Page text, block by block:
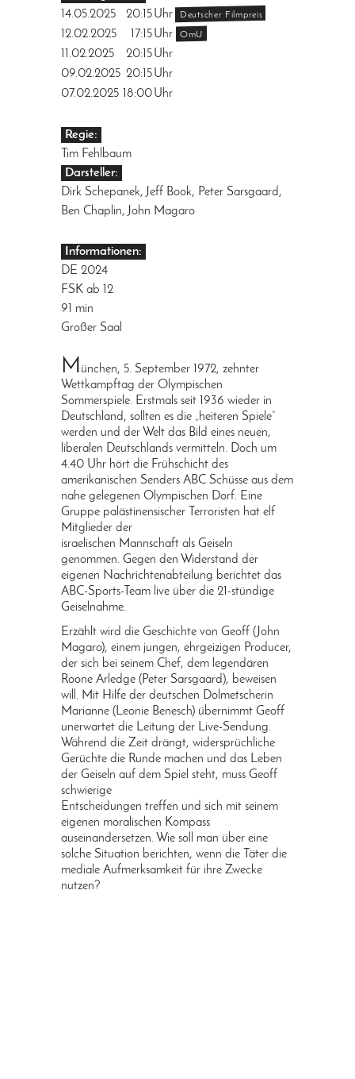
14.05.2025
20:15Uhr Deutscher Filmpreis
12.02.2025 17:15Uhr OmU
11.02.2025 20:15Uhr
09.02.2025 20:15Uhr
07.02.2025
18:00Uhr
Regie:
Tim Fehlbaum
Darsteller:
Dirk Schepanek, Jeff Book, Peter Sarsgaard,
Ben Chaplin, John Magaro
Informationen:
DE 2024
FSK ab 12
91 min
Großer Saal
München, 5. September 1972, zehnter
Wettkampftag der Olympischen
Sommerspiele. Erstmals seit 1936 wieder in
Deutschland, sollten es die „heiteren Spiele“
werden und der Welt das Bild eines neuen,
liberalen Deutschlands vermitteln. Doch um
4.40 Uhr hört die Frühschicht des
amerikanischen Senders ABC Schüsse aus dem
nahe gelegenen Olympischen Dorf. Eine
Gruppe palästinensischer Terroristen hat elf
Mitglieder der
israelischen Mannschaft als Geiseln
genommen. Gegen den Widerstand der
eigenen Nachrichtenabteilung berichtet das
ABC-Sports-Team live über die 21-stündige
Geiselnahme.
Erzählt wird die Geschichte von Geoff (John
Magaro), einem jungen, ehrgeizigen Producer,
der sich bei seinem Chef, dem legendären
Roone Arledge (Peter Sarsgaard), beweisen
will. Mit Hilfe der deutschen Dolmetscherin
Marianne (Leonie Benesch) übernimmt Geoff
unerwartet die Leitung der Live-Sendung.
Während die Zeit drängt, widersprüchliche
Gerüchte die Runde machen und das Leben
der Geiseln auf dem Spiel steht, muss Geoff
schwierige
Entscheidungen treffen und sich mit seinem
eigenen moralischen Kompass
auseinandersetzen. Wie soll man über eine
solche Situation berichten, wenn die Täter die
mediale Aufmerksamkeit für ihre Zwecke
nutzen?